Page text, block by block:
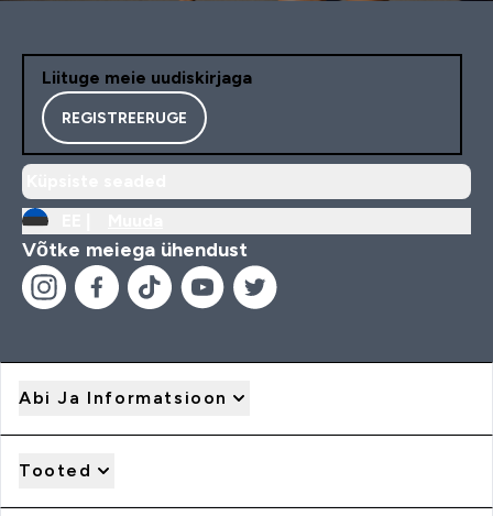
Liituge meie uudiskirjaga
REGISTREERUGE
Võtke meiega ühendust
Abi Ja Informatsioon
Tooted